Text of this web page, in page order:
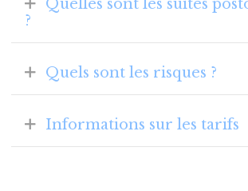
Quelles sont les suites
?
Quels sont les risques ?
Informations sur les tarifs